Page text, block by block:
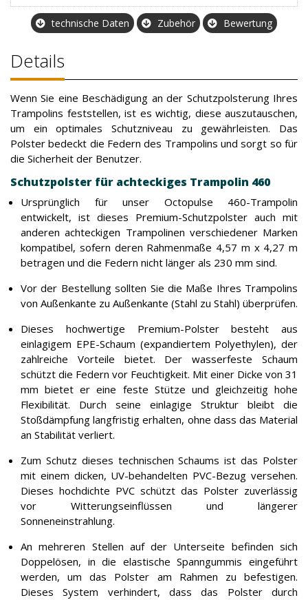
technische Daten Zubehör Bewertung
Details
Wenn Sie eine Beschädigung an der Schutzpolsterung Ihres
Trampolins feststellen, ist es wichtig, diese auszutauschen,
um ein optimales Schutzniveau zu gewährleisten. Das
Polster bedeckt die Federn des Trampolins und sorgt so für
die Sicherheit der Benutzer.
Schutzpolster für achteckiges Trampolin 460
Ursprünglich für unser Octopulse 460-Trampolin
entwickelt, ist dieses Premium-Schutzpolster auch mit
anderen achteckigen Trampolinen verschiedener Marken
kompatibel, sofern deren Rahmenmaße 4,57 m x 4,27 m
betragen und die Federn nicht länger als 230 mm sind.
Vor der Bestellung sollten Sie die Maße Ihres Trampolins
von Außenkante zu Außenkante (Stahl zu Stahl) überprüfen.
Dieses hochwertige Premium-Polster besteht aus
einlagigem EPE-Schaum (expandiertem Polyethylen), der
zahlreiche Vorteile bietet. Der wasserfeste Schaum
schützt die Federn vor Feuchtigkeit. Mit einer Dicke von 31
mm bietet er eine feste Stütze und gleichzeitig hohe
Flexibilität. Durch seine einlagige Struktur bleibt die
Stoßdämpfung langfristig erhalten, ohne dass das Material
an Stabilität verliert.
Zum Schutz dieses technischen Schaums ist das Polster
mit einem dicken, UV-behandelten PVC-Bezug versehen.
Dieses hochdichte PVC schützt das Polster zuverlässig
vor Witterungseinflüssen und längerer
Sonneneinstrahlung.
An mehreren Stellen auf der Unterseite befinden sich
Doppelösen, in die elastische Spanngummis eingeführt
werden, um das Polster am Rahmen zu befestigen.
Dieses System verhindert, dass das Polster durch